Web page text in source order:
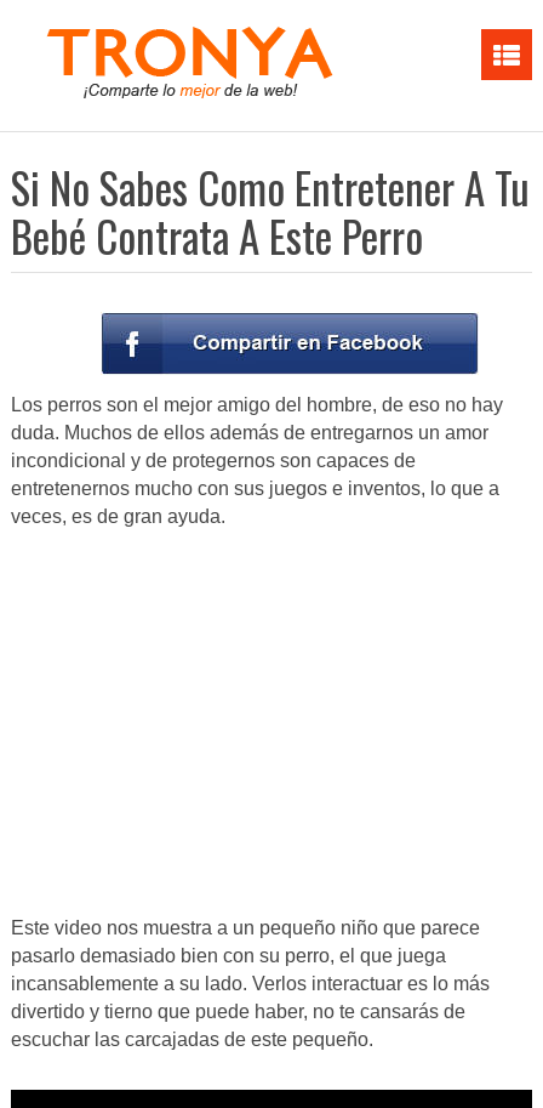
Si No Sabes Como Entretener A Tu
Bebé Contrata A Este Perro
Los perros son el mejor amigo del hombre, de eso no hay
duda. Muchos de ellos además de entregarnos un amor
incondicional y de protegernos son capaces de
entretenernos mucho con sus juegos e inventos, lo que a
veces, es de gran ayuda.
Este video nos muestra a un pequeño niño que parece
pasarlo demasiado bien con su perro, el que juega
incansablemente a su lado. Verlos interactuar es lo más
divertido y tierno que puede haber, no te cansarás de
escuchar las carcajadas de este pequeño.